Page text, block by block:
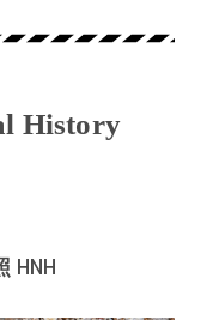
History
HNH